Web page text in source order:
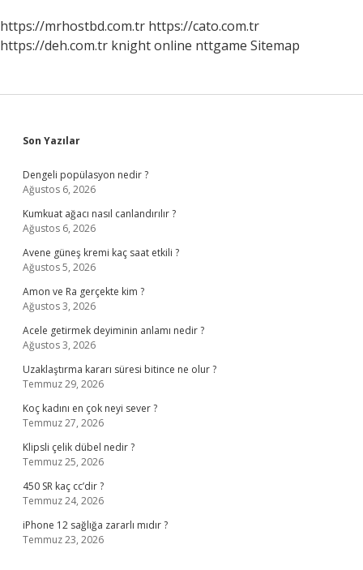
https://mrhostbd.com.tr https://cato.com.tr
https://deh.com.tr knight online nttgame Sitemap
Sidebar
Son Yazılar
Dengeli popülasyon nedir ?
Ağustos 6, 2026
Kumkuat ağacı nasıl canlandırılır ?
Ağustos 6, 2026
Avene güneş kremi kaç saat etkili ?
Ağustos 5, 2026
Amon ve Ra gerçekte kim ?
Ağustos 3, 2026
Acele getirmek deyiminin anlamı nedir ?
Ağustos 3, 2026
Uzaklaştırma kararı süresi bitince ne olur ?
Temmuz 29, 2026
Koç kadını en çok neyi sever ?
Temmuz 27, 2026
Klipsli çelik dübel nedir ?
Temmuz 25, 2026
450 SR kaç cc’dir ?
Temmuz 24, 2026
iPhone 12 sağlığa zararlı mıdır ?
Temmuz 23, 2026